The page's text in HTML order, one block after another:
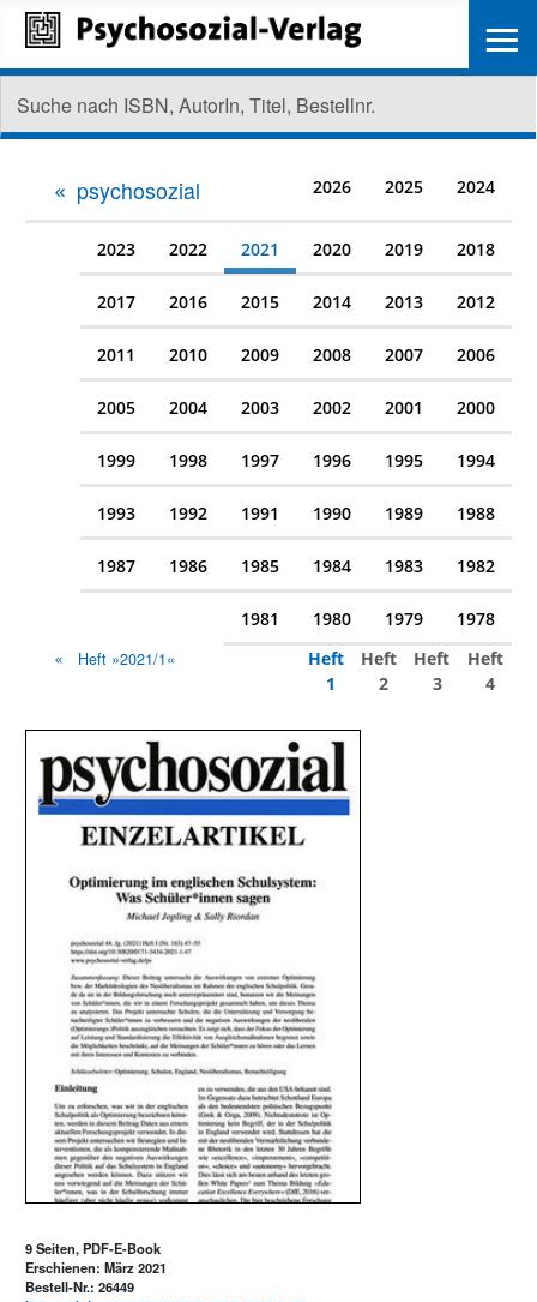
psychosozial 2026 2025 2024
2023 2022 2021 2020 2019 2018
2017 2016 2015 2014 2013 2012
2011 2010 2009 2008 2007 2006
2005 2004 2003 2002 2001 2000
1999 1998 1997 1996 1995 1994
1993 1992 1991 1990 1989 1988
1987 1986 1985 1984 1983 1982
1981 1980 1979 1978
Heft »2021/1«
Heft
1
Heft
2
Heft
3
Heft
4
9 Seiten, PDF-E-Book
Erschienen: März 2021
Bestell-Nr.: 26449
≡